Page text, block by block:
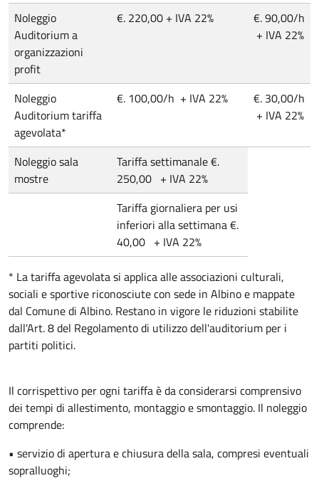
Noleggio
Auditorium a
organizzazioni
profit
€. 220,00 + IVA 22%
€. 90,00/h
+ IVA 22%
Noleggio
Auditorium tariffa
agevolata*
€. 100,00/h + IVA 22%
€. 30,00/h
+ IVA 22%
Noleggio sala
mostre
Tariffa settimanale €.
250,00 + IVA 22%
Tariffa giornaliera per usi
inferiori alla settimana €.
40,00 + IVA 22%
* La tariffa agevolata si applica alle associazioni culturali,
sociali e sportive riconosciute con sede in Albino e mappate
dal Comune di Albino. Restano in vigore le riduzioni stabilite
dall'Art. 8 del Regolamento di utilizzo dell'auditorium per i
partiti politici.
Il corrispettivo per ogni tariffa è da considerarsi comprensivo
dei tempi di allestimento, montaggio e smontaggio. Il noleggio
comprende:
• servizio di apertura e chiusura della sala, compresi eventuali
sopralluoghi;